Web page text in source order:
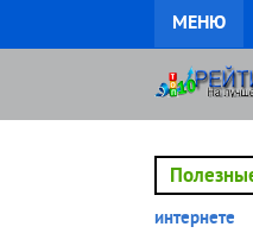
МЕНЮ
интернете